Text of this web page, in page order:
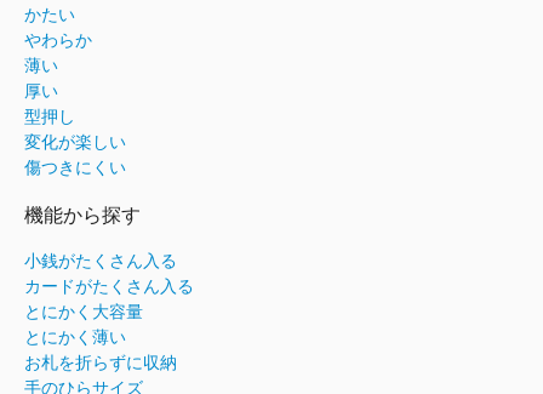
かたい
やわらか
薄い
厚い
型押し
変化が楽しい
傷つきにくい
機能から探す
小銭がたくさん入る
カードがたくさん入る
とにかく大容量
とにかく薄い
お札を折らずに収納
手のひらサイズ